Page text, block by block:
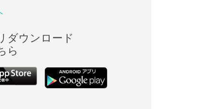
ダウンロード
ら